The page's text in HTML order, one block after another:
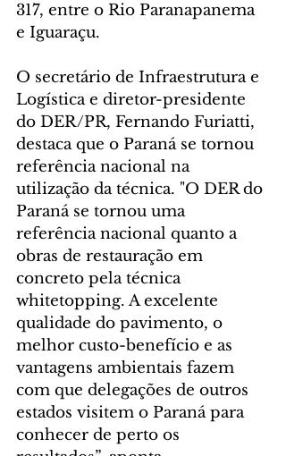
317, entre o Rio Paranapanema
e Iguaraçu.
O secretário de Infraestrutura e
Logística e diretor-presidente
do DER/PR, Fernando Furiatti,
destaca que o Paraná se tornou
referência nacional na
utilização da técnica. "O DER do
Paraná se tornou uma
referência nacional quanto a
obras de restauração em
concreto pela técnica
whitetopping. A excelente
qualidade do pavimento, o
melhor custo-benefício e as
vantagens ambientais fazem
com que delegações de outros
estados visitem o Paraná para
conhecer de perto os